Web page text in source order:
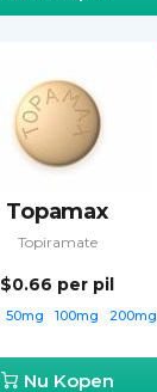
Topamax
Topiramate
$0.66 per pil
50mg 100mg 200mg
Nu Kopen